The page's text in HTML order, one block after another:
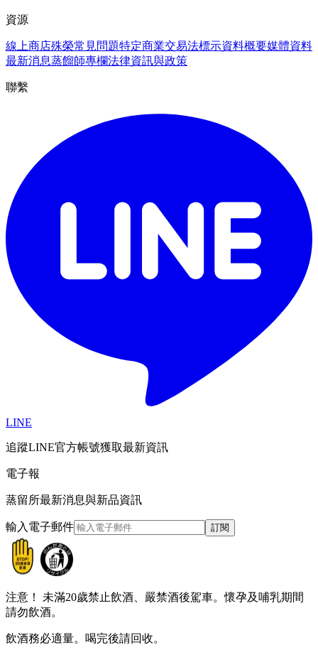
資源
線上商店殊榮常見問題特定商業交易法標示資料概要媒體資料
最新消息蒸餾師專欄法律資訊與政策
聯繫
LINE
追蹤LINE官方帳號獲取最新資訊
電子報
蒸留所最新消息與新品資訊
輸入電子郵件 訂閱
注意！
未滿20歲禁止飲酒、嚴禁酒後駕車。懷孕及哺乳期間
請勿飲酒。
飲酒務必適量。喝完後請回收。